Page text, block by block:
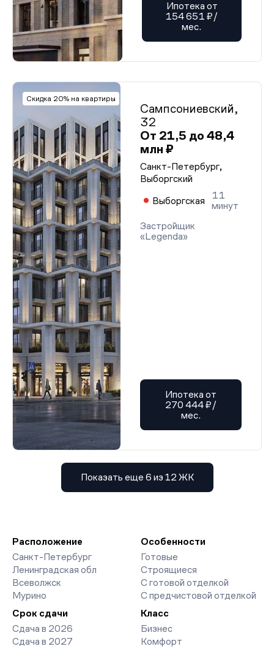
Ипотека от
154 651 ₽/
мес.
Скидка 20% на квартиры
Сампсониевский,
32
От 21,5 до 48,4
млн ₽
Санкт-Петербург,
Выборгский
Выборгская
11
минут
Застройщик
«Legenda»
Ипотека от
270 444 ₽/
мес.
Показать еще 6 из 12 ЖК
Расположение
Санкт-Петербург
Ленинградская обл
Всеволжск
Мурино
Особенности
Готовые
Строящиеся
С готовой отделкой
С предчистовой отделкой
Срок сдачи
Сдача в 2026
Сдача в 2027
Класс
Бизнес
Комфорт